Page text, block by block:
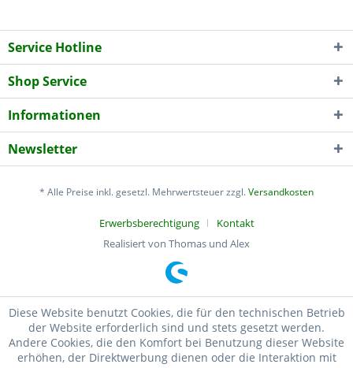
Service Hotline
Shop Service
Informationen
Newsletter
* Alle Preise inkl. gesetzl. Mehrwertsteuer zzgl.Versandkosten
Erwerbsberechtigung
Kontakt
Realisiert von Thomas und Alex
Diese Website benutzt Cookies, die für den technischen Betrieb
der Website erforderlich sind und stets gesetzt werden.
Andere Cookies, die den Komfort bei Benutzung dieser Website
erhöhen, der Direktwerbung dienen oder die Interaktion mit